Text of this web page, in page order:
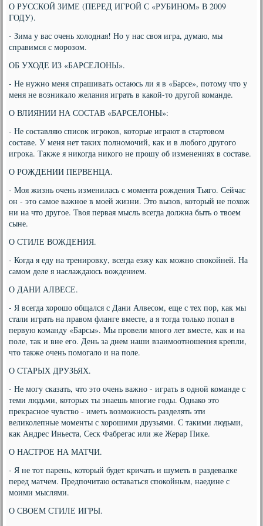
О РУССКОЙ ЗИМЕ (ПЕРЕД ИГРОЙ С «РУБИНОМ» В 2009
ГОДУ).
- Зима у вас очень холодная! Но у нас своя игра, думаю, мы
справимся с морозом.
ОБ УХОДЕ ИЗ «БАРСЕЛОНЫ».
- Не нужно меня спрашивать остаюсь ли я в «Барсе», потому что у
меня не возникало желания играть в какой-то другой команде.
О ВЛИЯНИИ НА СОСТАВ «БАРСЕЛОНЫ»:
- Не составляю список игроков, которые играют в стартовом
составе. У меня нет таких полномочий, как и в любого другого
игрока. Также я никогда никого не прошу об изменениях в составе.
О РОЖДЕНИИ ПЕРВЕНЦА.
- Моя жизнь очень изменилась с момента рождения Тьяго. Сейчас
он - это самое важное в моей жизни. Это вызов, который не похож
ни на что другое. Твоя первая мысль всегда должна быть о твоем
сыне.
О СТИЛЕ ВОЖДЕНИЯ.
- Когда я еду на тренировку, всегда езжу как можно спокойней. На
самом деле я наслаждаюсь вождением.
О ДАНИ АЛВЕСЕ.
- Я всегда хорошо общался с Дани Алвесом, еще с тех пор, как мы
стали играть на правом фланге вместе, а я тогда только попал в
первую команду «Барсы». Мы провели много лет вместе, как и на
поле, так и вне его. День за днем наши взаимоотношения крепли,
что также очень помогало и на поле.
О СТАРЫХ ДРУЗЬЯХ.
- Не могу сказать, что это очень важно - играть в одной команде с
теми людьми, которых ты знаешь многие годы. Однако это
прекрасное чувство - иметь возможность разделять эти
великолепные моменты с хорошими друзьями. С такими людьми,
как Андрес Иньеста, Сеск Фабрегас или же Жерар Пике.
О НАСТРОЕ НА МАТЧИ.
- Я не тот парень, который будет кричать и шуметь в раздевалке
перед матчем. Предпочитаю оставаться спокойным, наедине с
моими мыслями.
О СВОЕМ СТИЛЕ ИГРЫ.